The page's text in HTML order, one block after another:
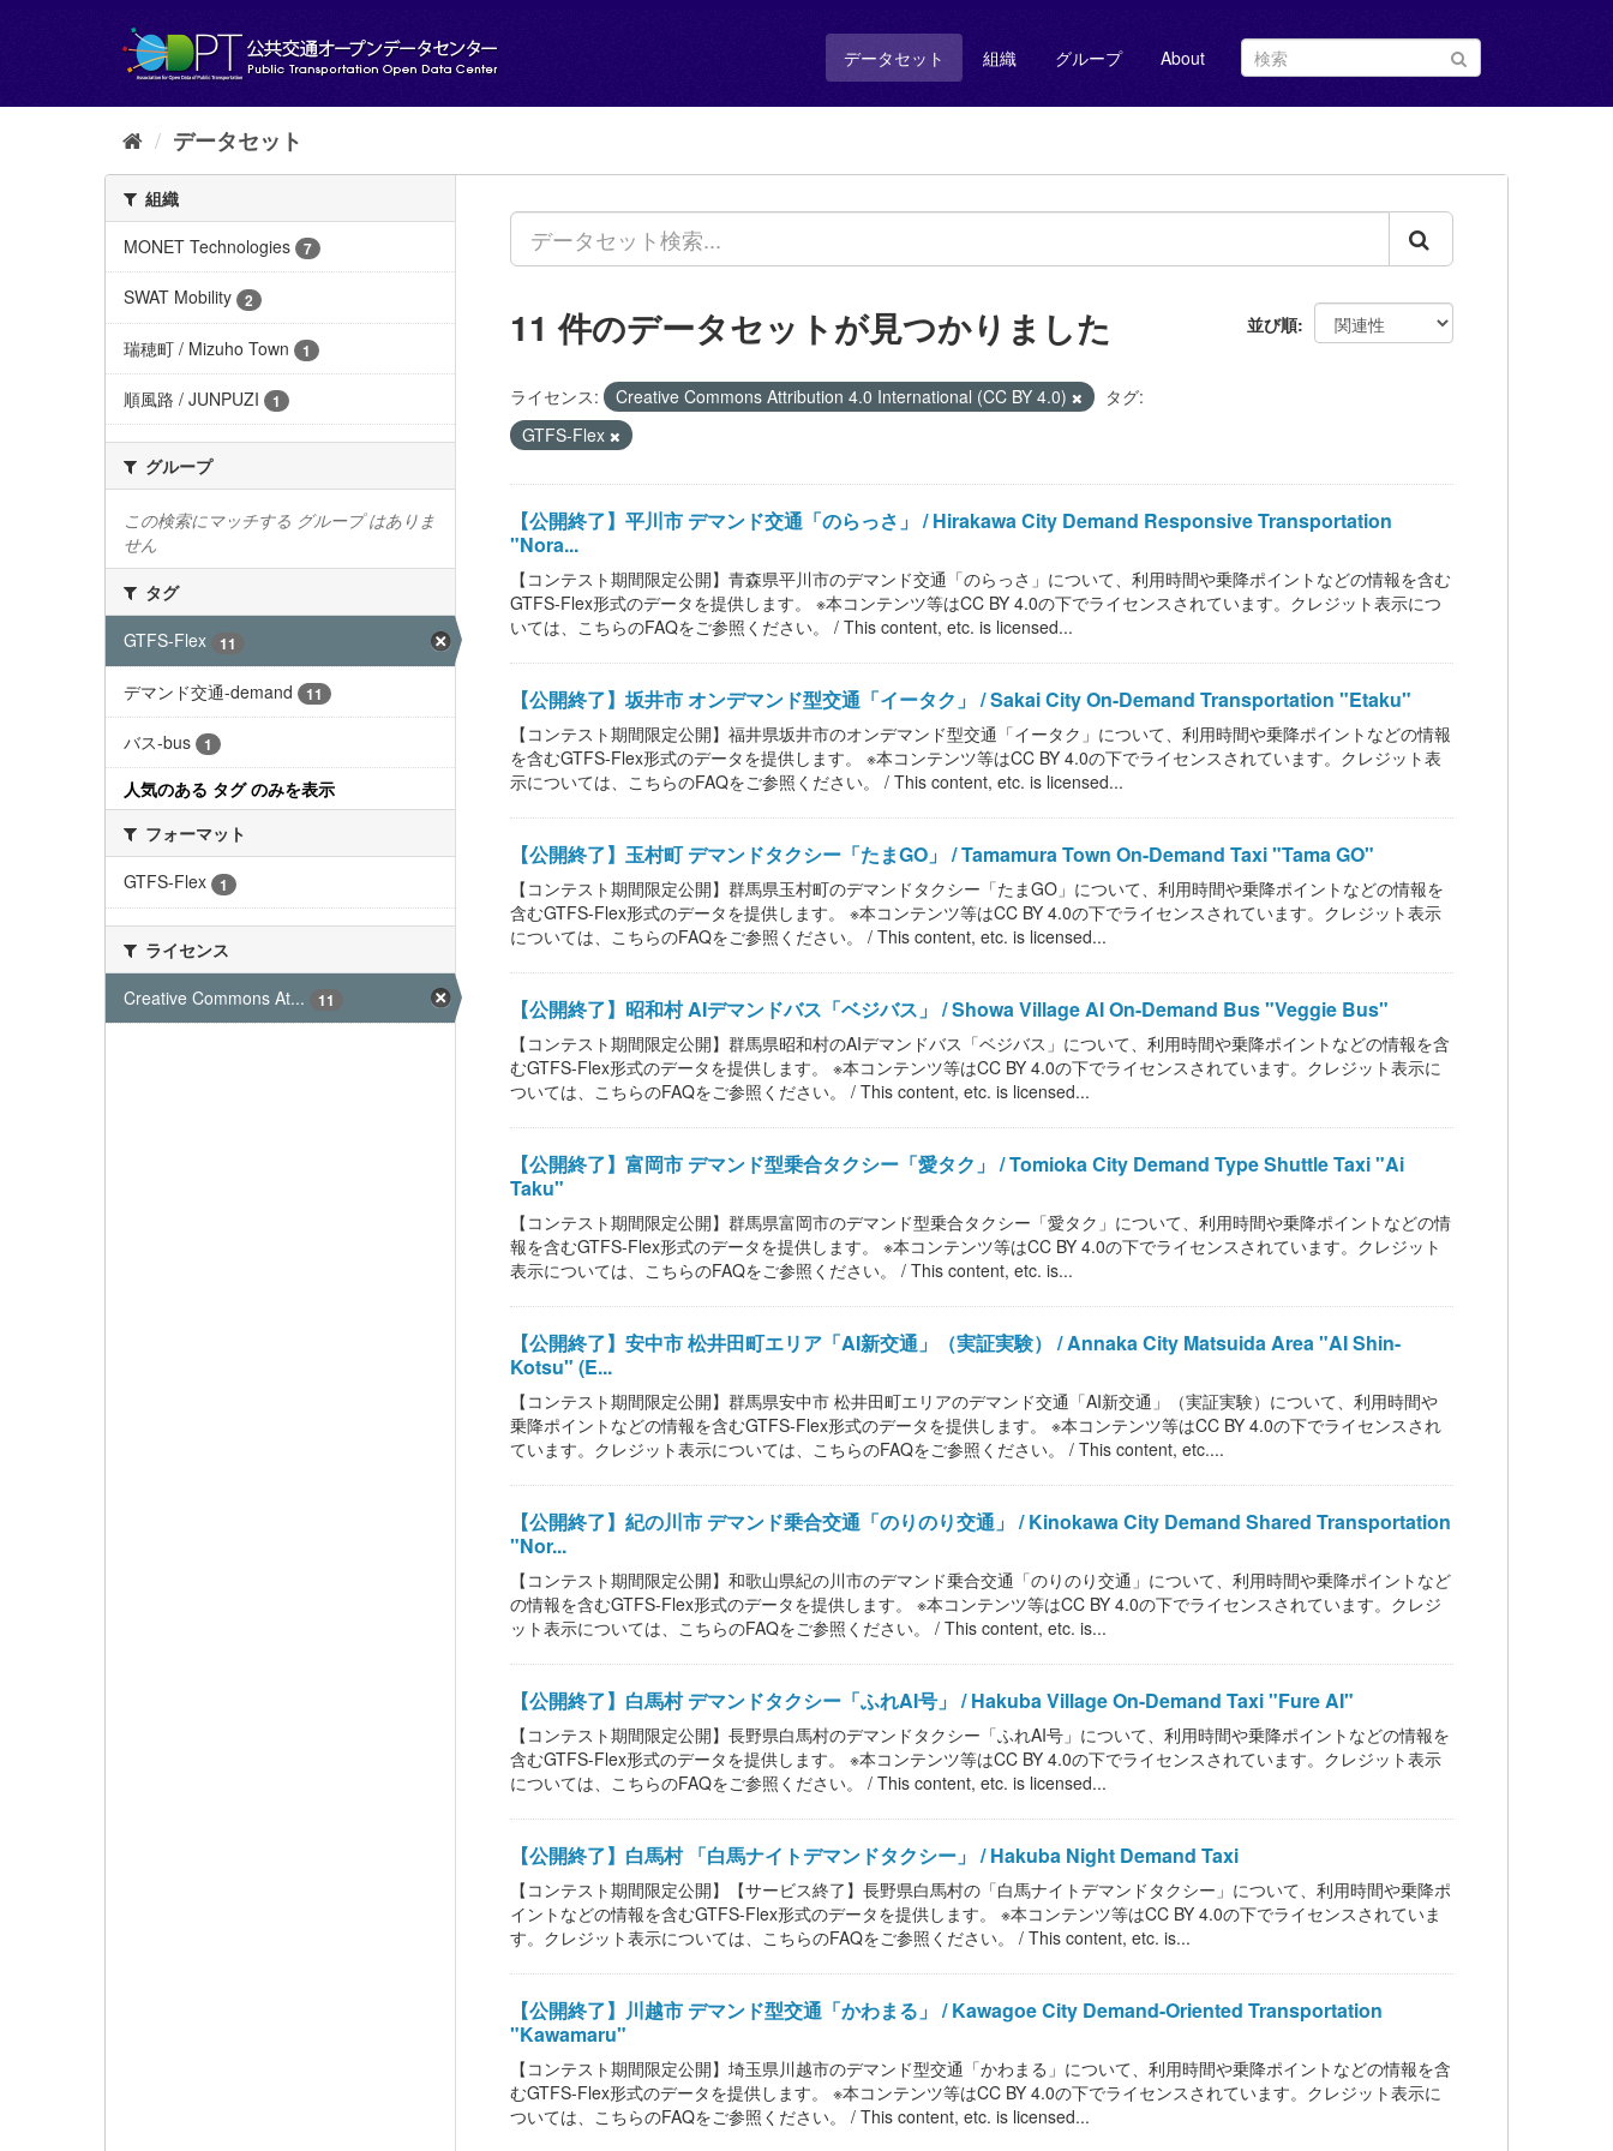
し
データセット 組織 グループ About
データセット
組織
MONET Technologies
7
SWAT Mobility 2
瑞穂町 / Mizuho Town 1
順風路 / JUNPUZI 1
グループ
この検索にマッチする グループ はありま
せん
タグ
GTFS-Flex
11
デマンド交通-demand 11
バス-bus 1
人気のある タグ のみを表示
フォーマット
GTFS-Flex
1
ライセンス
Creative Commons At...
11
並び順
11 件のデータセットが見つかりました
ライセンス: Creative Commons Attribution 4.0 International (CC BY 4.0)
タグ:
GTFS-Flex
【公開終了】平川市 デマンド交通「のらっさ」 / Hirakawa City Demand Responsive Transportation
"Nora...
【コンテスト期間限定公開】青森県平川市のデマンド交通「のらっさ」について、利用時間や乗降ポイントなどの情報を含む
GTFS-Flex形式のデータを提供します。 ※本コンテンツ等はCC BY 4.0の下でライセンスされています。クレジット表示につ
いては、こちらのFAQをご参照ください。 / This content, etc. is licensed...
【公開終了】坂井市 オンデマンド型交通「イータク」 / Sakai City On-Demand Transportation "Etaku"
【コンテスト期間限定公開】福井県坂井市のオンデマンド型交通「イータク」について、利用時間や乗降ポイントなどの情報
を含むGTFS-Flex形式のデータを提供します。 ※本コンテンツ等はCC BY 4.0の下でライセンスされています。クレジット表
示については、こちらのFAQをご参照ください。 / This content, etc. is licensed...
【公開終了】玉村町 デマンドタクシー「たまGO」 / Tamamura Town On-Demand Taxi "Tama GO"
【コンテスト期間限定公開】群馬県玉村町のデマンドタクシー「たまGO」について、利用時間や乗降ポイントなどの情報を
含むGTFS-Flex形式のデータを提供します。 ※本コンテンツ等はCC BY 4.0の下でライセンスされています。クレジット表示
については、こちらのFAQをご参照ください。 / This content, etc. is licensed...
【公開終了】昭和村 AIデマンドバス「ベジバス」 / Showa Village AI On-Demand Bus "Veggie Bus"
【コンテスト期間限定公開】群馬県昭和村のAIデマンドバス「ベジバス」について、利用時間や乗降ポイントなどの情報を含
むGTFS-Flex形式のデータを提供します。 ※本コンテンツ等はCC BY 4.0の下でライセンスされています。クレジット表示に
ついては、こちらのFAQをご参照ください。 / This content, etc. is licensed...
【公開終了】富岡市 デマンド型乗合タクシー「愛タク」 / Tomioka City Demand Type Shuttle Taxi "Ai
Taku"
【コンテスト期間限定公開】群馬県富岡市のデマンド型乗合タクシー「愛タク」について、利用時間や乗降ポイントなどの情
報を含むGTFS-Flex形式のデータを提供します。 ※本コンテンツ等はCC BY 4.0の下でライセンスされています。クレジット
表示については、こちらのFAQをご参照ください。 / This content, etc. is...
【公開終了】安中市 松井田町エリア「AI新交通」（実証実験） / Annaka City Matsuida Area "AI Shin-
Kotsu" (E...
【コンテスト期間限定公開】群馬県安中市 松井田町エリアのデマンド交通「AI新交通」（実証実験）について、利用時間や
乗降ポイントなどの情報を含むGTFS-Flex形式のデータを提供します。 ※本コンテンツ等はCC BY 4.0の下でライセンスされ
ています。クレジット表示については、こちらのFAQをご参照ください。 / This content, etc....
【公開終了】紀の川市 デマンド乗合交通「のりのり交通」 / Kinokawa City Demand Shared Transportation
"Nor...
【コンテスト期間限定公開】和歌山県紀の川市のデマンド乗合交通「のりのり交通」について、利用時間や乗降ポイントなど
の情報を含むGTFS-Flex形式のデータを提供します。 ※本コンテンツ等はCC BY 4.0の下でライセンスされています。クレジ
ット表示については、こちらのFAQをご参照ください。 / This content, etc. is...
【公開終了】白馬村 デマンドタクシー「ふれAI号」 / Hakuba Village On-Demand Taxi "Fure AI"
【コンテスト期間限定公開】長野県白馬村のデマンドタクシー「ふれAI号」について、利用時間や乗降ポイントなどの情報を
含むGTFS-Flex形式のデータを提供します。 ※本コンテンツ等はCC BY 4.0の下でライセンスされています。クレジット表示
については、こちらのFAQをご参照ください。 / This content, etc. is licensed...
【公開終了】白馬村 「白馬ナイトデマンドタクシー」 / Hakuba Night Demand Taxi
【コンテスト期間限定公開】【サービス終了】長野県白馬村の「白馬ナイトデマンドタクシー」について、利用時間や乗降ポ
イントなどの情報を含むGTFS-Flex形式のデータを提供します。 ※本コンテンツ等はCC BY 4.0の下でライセンスされていま
す。クレジット表示については、こちらのFAQをご参照ください。 / This content, etc. is...
【公開終了】川越市 デマンド型交通「かわまる」 / Kawagoe City Demand-Oriented Transportation
"Kawamaru"
【コンテスト期間限定公開】埼玉県川越市のデマンド型交通「かわまる」について、利用時間や乗降ポイントなどの情報を含
むGTFS-Flex形式のデータを提供します。 ※本コンテンツ等はCC BY 4.0の下でライセンスされています。クレジット表示に
ついては、こちらのFAQをご参照ください。 / This content, etc. is licensed...